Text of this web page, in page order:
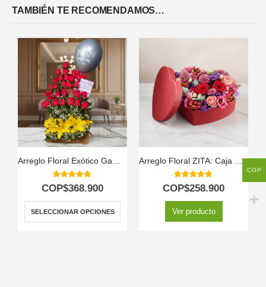
TAMBIÉN TE RECOMENDAMOS…
5.00out of 5
COP$368.900
SELECCIONAR OPCIONES
Arreglo Floral ZITA: Caja Corazón con Rosas y Flores Mixtas 💝
5.00out of 5
COP$258.900
Ver producto
COP